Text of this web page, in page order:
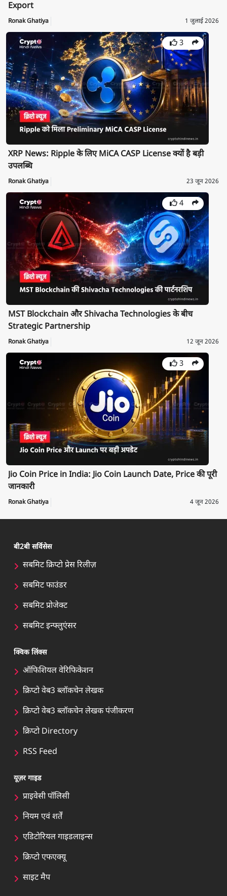
Export
Ronak Ghatiya 1 जुलाई 2026
3
XRP News: Ripple के लिए MiCA CASP License क्यों है बड़ी
उपलब्धि
Ronak Ghatiya 23 जून 2026
4
MST Blockchain और Shivacha Technologies के बीच
Strategic Partnership
Ronak Ghatiya 12 जून 2026
3
Jio Coin Price in India: Jio Coin Launch Date, Price की पूरी
जानकारी
Ronak Ghatiya 4 जून 2026
बी2बी सर्विसेस
सबमिट क्रिप्टो प्रेस रिलीज़
सबमिट फाउंडर
सबमिट प्रोजेक्ट
सबमिट इन्फ्लुएंसर
क्विक लिंक्स
ऑफिशियल वेरिफिकेशन
क्रिप्टो वेब3 ब्लॉकचेन लेखक
क्रिप्टो वेब3 ब्लॉकचेन लेखक पंजीकरण
क्रिप्टो Directory
RSS Feed
यूज़र गाइड
प्राइवेसी पॉलिसी
नियम एवं शर्तें
एडिटोरियल गाइडलाइन्स
क्रिप्टो एफएक्यू
साइट मैप